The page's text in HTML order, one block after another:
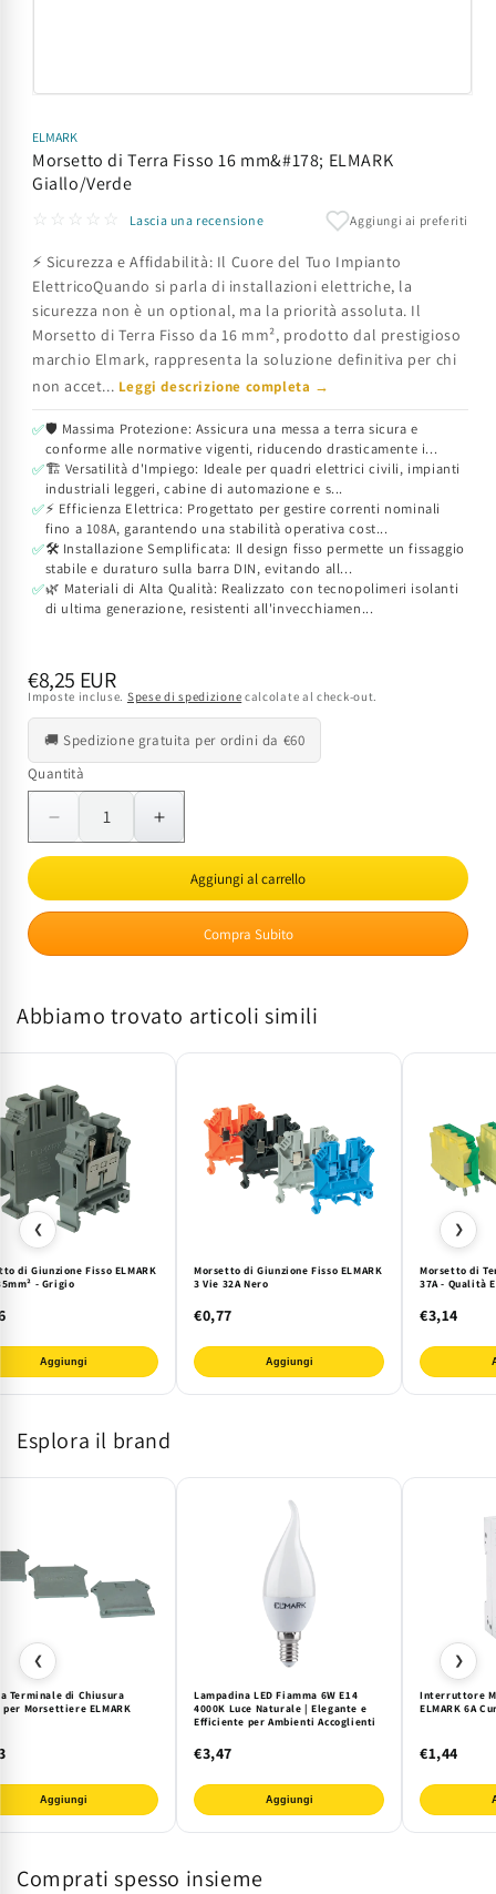
multimediali
1
in
finestra
ELMARK
Morsetto di Terra Fisso 16 mm&#178; ELMARK
Giallo/Verde
☆☆☆☆☆
Lascia una recensione Aggiungi ai preferiti
⚡ Sicurezza e Affidabilità: Il Cuore del Tuo Impianto
ElettricoQuando si parla di installazioni elettriche, la
sicurezza non è un optional, ma la priorità assoluta. Il
Morsetto di Terra Fisso da 16 mm², prodotto dal prestigioso
marchio Elmark, rappresenta la soluzione definitiva per chi
non accet... Leggi descrizione completa →
✅🛡️ Massima Protezione: Assicura una messa a terra sicura e
conforme alle normative vigenti, riducendo drasticamente i...
✅🏗️ Versatilità d'Impiego: Ideale per quadri elettrici civili, impianti
industriali leggeri, cabine di automazione e s...
✅⚡ Efficienza Elettrica: Progettato per gestire correnti nominali
fino a 108A, garantendo una stabilità operativa cost...
✅🛠️ Installazione Semplificata: Il design fisso permette un fissaggio
stabile e duraturo sulla barra DIN, evitando all...
✅🌿 Materiali di Alta Qualità: Realizzato con tecnopolimeri isolanti
di ultima generazione, resistenti all'invecchiamen...
Prezzo
di
listino
€8,25 EUR
Imposte incluse. Spese di spedizione calcolate al check-out.
🚚 Spedizione gratuita per ordini da €60
Quantità
Quantità
Diminuisci
quantità
Morsetto
di
mm&#178;
Giallo/Verde
Aumenta
quantità
Morsetto
di
mm&#178;
Giallo/Verde
Aggiungi al carrello
Compra Subito
Abbiamo trovato articoli simili
❮
di Giunzione Fisso ELMARK
- Grigio
Aggiungi
Morsetto di Giunzione Fisso ELMARK
3 Vie 32A Nero
€0,77
Aggiungi
Morsetto di
37A - Qualità
€3,14
❯
Esplora il brand
❮
Terminale di Chiusura
Morsettiere ELMARK
Aggiungi
Lampadina LED Fiamma 6W E14
4000K Luce Naturale | Elegante e
Efficiente per Ambienti Accoglienti
€3,47
Aggiungi
Interruttore
ELMARK 6A
€1,44
❯
Comprati spesso insieme